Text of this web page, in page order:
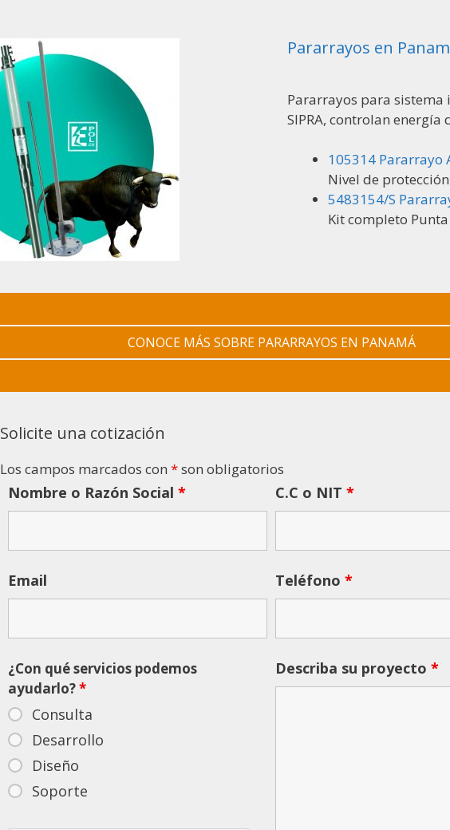
Pararrayos en
Pararrayos para
SIPRA, controlan energía
105314 Pararrayo
Nivel de
5483154/S
Kit completo
CONOCE MÁS SOBRE PARARRAYOS EN PANAMÁ
Solicite una cotización
Los campos marcados con *son obligatorios
Nombre o Razón Social * C.C o NIT *
Email Teléfono *
¿Con qué servicios podemos
ayudarlo?*
Consulta
Desarrollo
Diseño
Soporte
Describa su proyecto *